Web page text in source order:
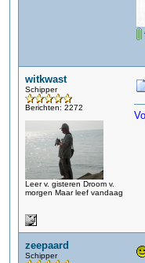
witkwast
Schipper
Berichten: 2272
Leer v. gisteren Droom v.
morgen Maar leef vandaag
zeepaard
Schipper